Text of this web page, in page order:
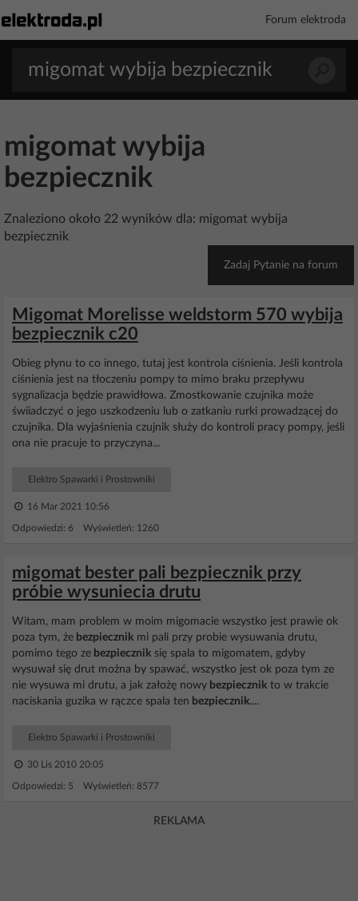
Forum elektroda
migomat wybija
bezpiecznik
Znaleziono około 22 wyników dla: migomat wybija
bezpiecznik
Zadaj Pytanie na forum
Migomat Morelisse weldstorm 570 wybija
bezpiecznik c20
Obieg płynu to co innego, tutaj jest kontrola ciśnienia. Jeśli kontrola
ciśnienia jest na tłoczeniu pompy to mimo braku przepływu
sygnalizacja będzie prawidłowa. Zmostkowanie czujnika może
świiadczyć o jego uszkodzeniu lub o zatkaniu rurki prowadzącej do
czujnika. Dla wyjaśnienia czujnik służy do kontroli pracy pompy, jeśli
ona nie pracuje to przyczyna...
Elektro Spawarki i Prostowniki
16 Mar 2021 10:56
Odpowiedzi: 6 Wyświetleń: 1260
migomat bester pali bezpiecznik przy
próbie wysuniecia drutu
Witam, mam problem w moim migomacie wszystko jest prawie ok
poza tym, że bezpiecznik mi pali przy probie wysuwania drutu,
pomimo tego ze bezpiecznik się spala to migomatem, gdyby
wysuwał się drut można by spawać, wszystko jest ok poza tym ze
nie wysuwa mi drutu, a jak założę nowy bezpiecznik to w trakcie
naciskania guzika w rączce spala ten bezpiecznik....
Elektro Spawarki i Prostowniki
30 Lis 2010 20:05
Odpowiedzi: 5 Wyświetleń: 8577
REKLAMA